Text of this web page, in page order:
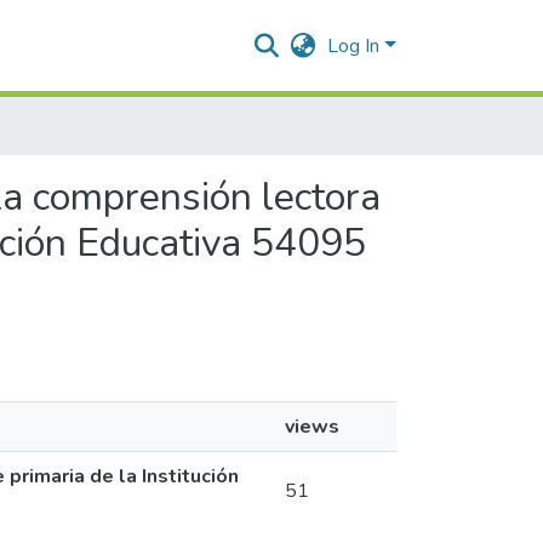
Log In
comprensión lectora
Educativa 54095
views
de la Institución
51